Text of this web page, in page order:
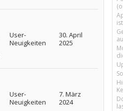
User-
Neuigkeiten
30. April
2025
User-
Neuigkeiten
7. März
2024